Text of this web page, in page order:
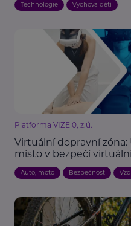
Technologie Výchova dětí
Platforma VIZE 0, z.ú.
Virtuální dopravní
místo v bezpečí
Auto, moto Bezpečnost